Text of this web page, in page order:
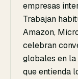
empresas
Trabajan
Amazon,
celebran
globales en
que entienda